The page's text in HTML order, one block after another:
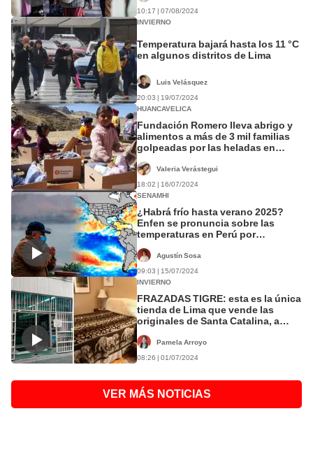
10:17 | 07/08/2024
INVIERNO
Temperatura bajará hasta los 11 °C
en algunos distritos de Lima
Luis Velásquez
20:03 | 19/07/2024
HUANCAVELICA
Fundación Romero lleva abrigo y
alimentos a más de 3 mil familias
golpeadas por las heladas en
Valeria Verástegui
18:02 | 16/07/2024
SENAMHI
¿Habrá frío hasta verano 2025?
Enfen se pronuncia sobre las
temperaturas en Perú por
Agustín Sosa
09:03 | 15/07/2024
INVIERNO
FRAZADAS TIGRE: esta es la única
tienda de Lima que vende las
originales de Santa Catalina, a
Pamela Arroyo
08:26 | 01/07/2024
VER MÁS NOTICIAS